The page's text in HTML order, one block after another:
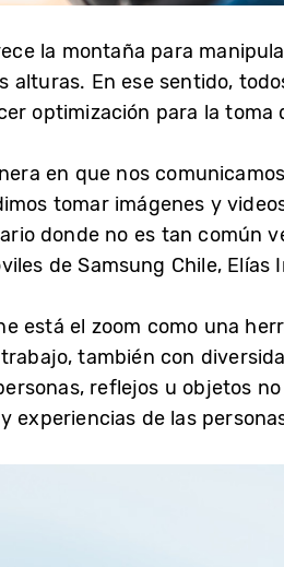
la montaña para
En ese sentido,
optimización para la toma
en que nos
tomar imágenes y
donde no es tan común
de Samsung Chile, Elías
está el zoom como una
también con
reflejos u objetos
de las